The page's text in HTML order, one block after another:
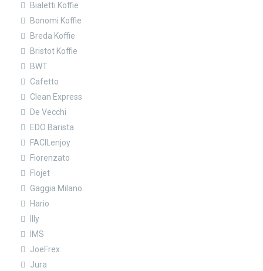
Bialetti Koffie
Bonomi Koffie
Breda Koffie
Bristot Koffie
BWT
Cafetto
Clean Express
De Vecchi
EDO Barista
FACILenjoy
Fiorenzato
Flojet
Gaggia Milano
Hario
Illy
IMS
JoeFrex
Jura